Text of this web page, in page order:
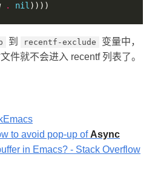
. nil ))))
到 recentf-exclude
变量中，
件就不会进入 recentf 列表了。
to avoid pop-up of Async
in Emacs? - Stack Overflow